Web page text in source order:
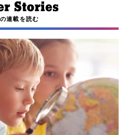
連載を読む